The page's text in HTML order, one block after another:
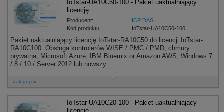
IoTstar-UA10C50-100 - Pakiet uaktualniający
licencję
Producent:
ICP DAS
Kod produktu:
IoTstar-UA10C50-100
Pakiet uaktualniający licencję IoTstar-RA10C50 do licencji IoTstar-
RA10C100. Obsługa kontrolerów WISE / PMC / PMD, chmury:
prywatna, Microsoft Azure, IBM Bluemix or Amazon AWS, Windows 7
/ 8 / 10 / Server 2012 lub nowszy.
Zaloguj się
IoTstar-UA10C20-100 - Pakiet uaktualniający